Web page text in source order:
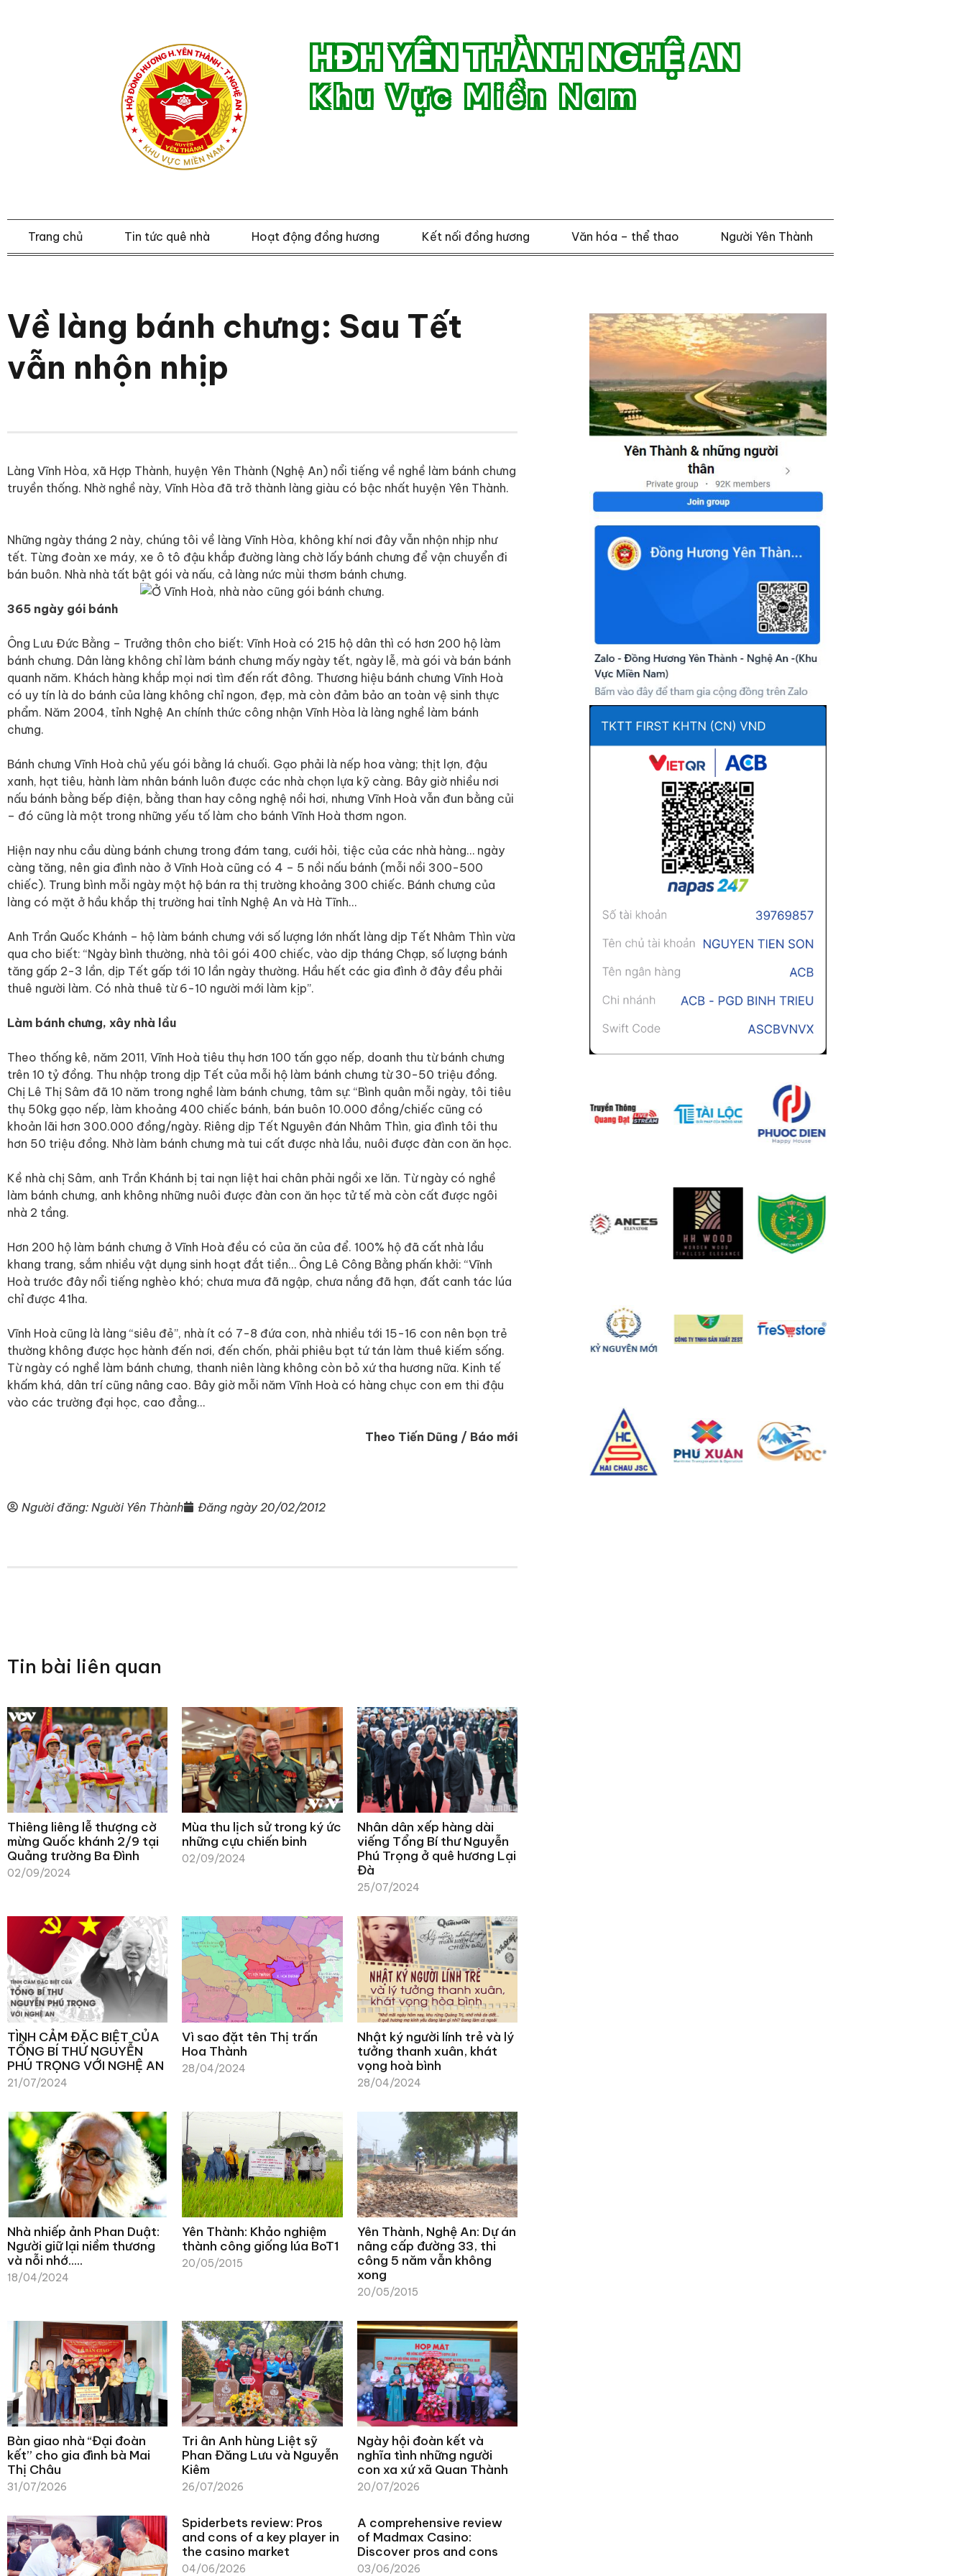
HĐH YÊN THÀNH NGHỆ AN
Khu Vực Miền Nam
Trang chủ Tin tức quê nhà Hoạt động đồng hương Kết nối đồng hương Văn hóa – thể thao Người Yên Thành
Về làng bánh chưng: Sau Tết
vẫn nhộn nhịp
Làng Vĩnh Hòa, xã Hợp Thành, huyện Yên Thành (Nghệ An) nổi tiếng về nghề làm bánh chưng
truyền thống. Nhờ nghề này, Vĩnh Hòa đã trở thành làng giàu có bậc nhất huyện Yên Thành.
Những ngày tháng 2 này, chúng tôi về làng Vĩnh Hòa, không khí nơi đây vẫn nhộn nhịp như
tết. Từng đoàn xe máy, xe ô tô đậu khắp đường làng chờ lấy bánh chưng để vận chuyển đi
bán buôn. Nhà nhà tất bật gói và nấu, cả làng nức mùi thơm bánh chưng.
365 ngày gói bánh
Ông Lưu Đức Bằng – Trưởng thôn cho biết: Vĩnh Hoà có 215 hộ dân thì có hơn 200 hộ làm
bánh chưng. Dân làng không chỉ làm bánh chưng mấy ngày tết, ngày lễ, mà gói và bán bánh
quanh năm. Khách hàng khắp mọi nơi tìm đến rất đông. Thương hiệu bánh chưng Vĩnh Hoà
có uy tín là do bánh của làng không chỉ ngon, đẹp, mà còn đảm bảo an toàn vệ sinh thực
phẩm. Năm 2004, tỉnh Nghệ An chính thức công nhận Vĩnh Hòa là làng nghề làm bánh
chưng.
Bánh chưng Vĩnh Hoà chủ yếu gói bằng lá chuối. Gạo phải là nếp hoa vàng; thịt lợn, đậu
xanh, hạt tiêu, hành làm nhân bánh luôn được các nhà chọn lựa kỹ càng. Bây giờ nhiều nơi
nấu bánh bằng bếp điện, bằng than hay công nghệ nồi hơi, nhưng Vĩnh Hoà vẫn đun bằng củi
– đó cũng là một trong những yếu tố làm cho bánh Vĩnh Hoà thơm ngon.
Hiện nay nhu cầu dùng bánh chưng trong đám tang, cưới hỏi, tiệc của các nhà hàng… ngày
càng tăng, nên gia đình nào ở Vĩnh Hoà cũng có 4 – 5 nồi nấu bánh (mỗi nồi 300-500
chiếc). Trung bình mỗi ngày một hộ bán ra thị trường khoảng 300 chiếc. Bánh chưng của
làng có mặt ở hầu khắp thị trường hai tỉnh Nghệ An và Hà Tĩnh…
Anh Trần Quốc Khánh – hộ làm bánh chưng với số lượng lớn nhất làng dịp Tết Nhâm Thìn vừa
qua cho biết: “Ngày bình thường, nhà tôi gói 400 chiếc, vào dịp tháng Chạp, số lượng bánh
tăng gấp 2-3 lần, dịp Tết gấp tới 10 lần ngày thường. Hầu hết các gia đình ở đây đều phải
thuê người làm. Có nhà thuê từ 6-10 người mới làm kịp”.
Làm bánh chưng, xây nhà lầu
Theo thống kê, năm 2011, Vĩnh Hoà tiêu thụ hơn 100 tấn gạo nếp, doanh thu từ bánh chưng
trên 10 tỷ đồng. Thu nhập trong dịp Tết của mỗi hộ làm bánh chưng từ 30-50 triệu đồng.
Chị Lê Thị Sâm đã 10 năm trong nghề làm bánh chưng, tâm sự: “Bình quân mỗi ngày, tôi tiêu
thụ 50kg gạo nếp, làm khoảng 400 chiếc bánh, bán buôn 10.000 đồng/chiếc cũng có
khoản lãi hơn 300.000 đồng/ngày. Riêng dịp Tết Nguyên đán Nhâm Thìn, gia đình tôi thu
hơn 50 triệu đồng. Nhờ làm bánh chưng mà tui cất được nhà lầu, nuôi được đàn con ăn học.
Kề nhà chị Sâm, anh Trần Khánh bị tai nạn liệt hai chân phải ngồi xe lăn. Từ ngày có nghề
làm bánh chưng, anh không những nuôi được đàn con ăn học tử tế mà còn cất được ngôi
nhà 2 tầng.
Hơn 200 hộ làm bánh chưng ở Vĩnh Hoà đều có của ăn của để. 100% hộ đã cất nhà lầu
khang trang, sắm nhiều vật dụng sinh hoạt đắt tiền… Ông Lê Công Bằng phấn khởi: “Vĩnh
Hoà trước đây nổi tiếng nghèo khó; chưa mưa đã ngập, chưa nắng đã hạn, đất canh tác lúa
chỉ được 41ha.
Vĩnh Hoà cũng là làng “siêu đẻ”, nhà ít có 7-8 đứa con, nhà nhiều tới 15-16 con nên bọn trẻ
thường không được học hành đến nơi, đến chốn, phải phiêu bạt tứ tán làm thuê kiếm sống.
Từ ngày có nghề làm bánh chưng, thanh niên làng không còn bỏ xứ tha hương nữa. Kinh tế
khấm khá, dân trí cũng nâng cao. Bây giờ mỗi năm Vĩnh Hoà có hàng chục con em thi đậu
vào các trường đại học, cao đẳng…
Theo Tiến Dũng / Báo mới
Người đăng: Người Yên Thành Đăng ngày 20/02/2012
Tin bài liên quan
Thiêng liêng lễ thượng cờ
mừng Quốc khánh 2/9 tại
Quảng trường Ba Đình
02/09/2024
Mùa thu lịch sử trong ký ức
những cựu chiến binh
02/09/2024
Nhân dân xếp hàng dài
viếng Tổng Bí thư Nguyễn
Phú Trọng ở quê hương Lại
Đà
25/07/2024
TÌNH CẢM ĐẶC BIỆT CỦA
TỔNG BÍ THƯ NGUYỄN
PHÚ TRỌNG VỚI NGHỆ AN
21/07/2024
Vì sao đặt tên Thị trấn
Hoa Thành
28/04/2024
Nhật ký người lính trẻ và lý
tưởng thanh xuân, khát
vọng hoà bình
28/04/2024
Nhà nhiếp ảnh Phan Duật:
Người giữ lại niềm thương
và nỗi nhớ…..
18/04/2024
Yên Thành: Khảo nghiệm
thành công giống lúa BoT1
20/05/2015
Yên Thành, Nghệ An: Dự án
nâng cấp đường 33, thi
công 5 năm vẫn không
xong
20/05/2015
Bàn giao nhà “Đại đoàn
kết” cho gia đình bà Mai
Thị Châu
31/07/2026
Tri ân Anh hùng Liệt sỹ
Phan Đăng Lưu và Nguyễn
Kiêm
26/07/2026
Ngày hội đoàn kết và
nghĩa tình những người
con xa xứ xã Quan Thành
20/07/2026
Spiderbets review: Pros
and cons of a key player in
the casino market
04/06/2026
A comprehensive review
of Madmax Casino:
Discover pros and cons
03/06/2026